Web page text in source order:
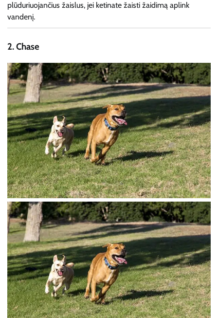
plūduriuojančius žaislus, jei ketinate žaisti žaidimą aplink
vandenį.
2.Chase